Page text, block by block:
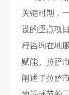
关键时期，
设的重点项
程咨询在地
赋能。拉萨
阐述了拉萨